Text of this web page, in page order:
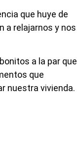
que huye de
a relajarnos y nos
a la par que
que
nuestra vivienda.